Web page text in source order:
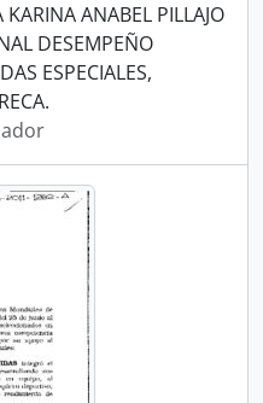
ANABEL PILLAJO
DESEMPEÑO
ESPECIALES,